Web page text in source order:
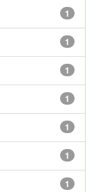
1
1
1
1
1
1
1